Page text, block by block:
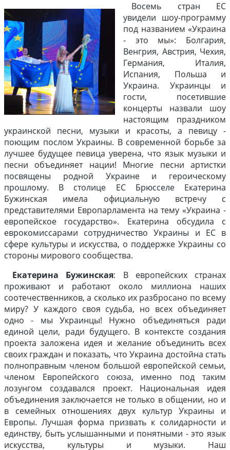
Восемь стран ЕС
увидели шоу-программу
под названием «Украина
- это мы»: Болгария,
Венгрия, Австрия, Чехия,
Германия, Италия,
Испания, Польша и
Украина. Украинцы и
гости, посетившие
концерты назвали шоу
настоящим праздником
украинской песни, музыки и красоты, а певицу -
поющим послом Украины. В современной борьбе за
лучшее будущее певица уверена, что язык музыки и
песни объединяет нации! Многие песни артистки
посвящены родной Украине и героическому
прошлому. В столице ЕС Брюсселе Екатерина
Бужинская имела официальную встречу с
представителями Европарламента на тему «Украина -
европейское государство». Екатерина обсудила с
еврокомиссарами сотрудничество Украины и ЕС в
сфере культуры и искусства, о поддержке Украины со
стороны мирового сообщества.
Екатерина Бужинская: В европейских странах
проживают и работают около миллиона наших
соотечественников, а сколько их разбросано по всему
миру? У каждого своя судьба, но всех объединяет
одно - мы Украинцы! Нужно объединяться ради
единой цели, ради будущего. В контексте создания
проекта заложена идея и желание объединить всех
своих граждан и показать, что Украина достойна стать
полноправным членом большой европейской семьи,
членом Европейского союза, именно под таким
лозунгом создавался проект. Национальная идея
объединения заключается не только в общении, но и
в семейных отношениях двух культур Украины и
Европы. Лучшая форма призвать к солидарности и
единству, быть услышанными и понятными - это язык
искусства, культуры и музыки. Наш